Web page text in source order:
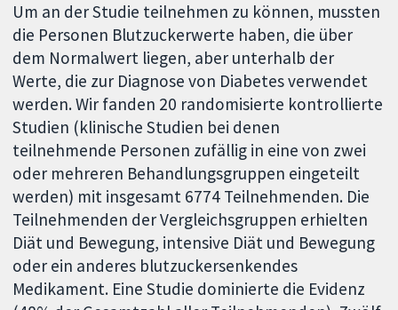
Um an der Studie teilnehmen zu können, mussten
die Personen Blutzuckerwerte haben, die über
dem Normalwert liegen, aber unterhalb der
Werte, die zur Diagnose von Diabetes verwendet
werden. Wir fanden 20 randomisierte kontrollierte
Studien (klinische Studien bei denen
teilnehmende Personen zufällig in eine von zwei
oder mehreren Behandlungsgruppen eingeteilt
werden) mit insgesamt 6774 Teilnehmenden. Die
Teilnehmenden der Vergleichsgruppen erhielten
Diät und Bewegung, intensive Diät und Bewegung
oder ein anderes blutzuckersenkendes
Medikament. Eine Studie dominierte die Evidenz